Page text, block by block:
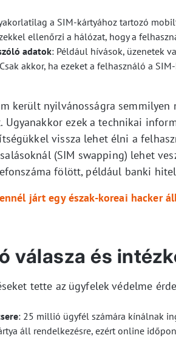
a SIM-kártyához tartozó
ellenőrzi a hálózat, hogy a
adatok: Például hívások, üzenetek
akkor, ha ezeket a felhasználó a
került nyilvánosságra semmilyen
Ugyanakkor ezek a technikai
vissza lehet élni a
(SIM swapping) lehet
fölött, például banki
járt egy észak-koreai hacker
válasza és
tette az ügyfelek védelme
: 25 millió ügyfél számára kínálnak
áll rendelkezésre, ezért online